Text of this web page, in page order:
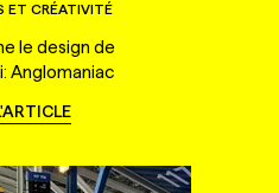
ET CRÉATIVITÉ
le design de
Anglomaniac